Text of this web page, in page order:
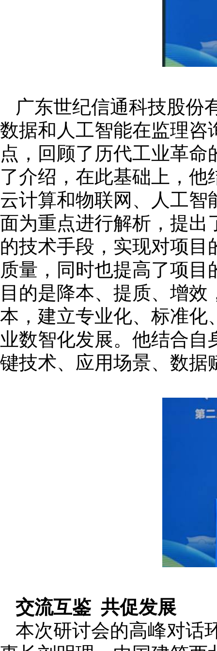
广东世纪信通科技股份
数据和人工智能在监理咨
点，回顾了历代工业革
了介绍，在此基础上，
云计算和物联网、人工
面为重点进行解析，提出
的技术手段，实现对项
质量，同时也提高了项
目的是降本、提质、增
本，建立专业化、标准化
业数智化发展。他结合
键技术、应用场景、数据
交流互鉴 共促发展
本次研讨会的高峰对话